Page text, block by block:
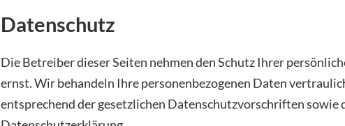
Datenschutz
Die Betreiber dieser Seiten nehmen den Schutz Ihrer
ernst. Wir behandeln Ihre personenbezogenen Daten
entsprechend der gesetzlichen Datenschutzvorschriften sowie